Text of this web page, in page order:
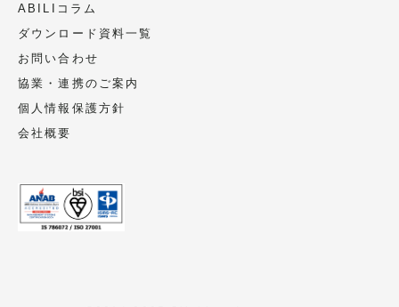
ABILIコラム
ダウンロード資料一覧
お問い合わせ
協業・連携のご案内
個人情報保護方針
会社概要